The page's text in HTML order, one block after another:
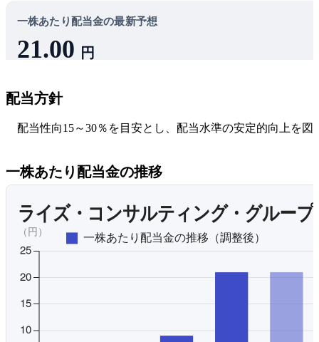
一株あたり配当金の最新予想
21.00 円
間2,100円の配当金が貰える予想です。
配当性向 77.2%
配当方針
配当性向15～30％を目安とし、配当水準の安定的向上を図
資金は財務体質強化・人材採用及び育成・内部管理体制強
のさらなる事業拡大の原資として有効活用する。
オリジナルを見る
一株あたり配当金の推移